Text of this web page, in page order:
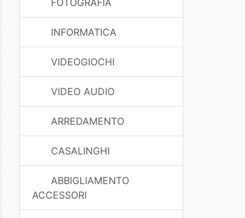
FOTOGRAFIA
INFORMATICA
VIDEOGIOCHI
VIDEO AUDIO
ARREDAMENTO
CASALINGHI
ABBIGLIAMENTO
ACCESSORI